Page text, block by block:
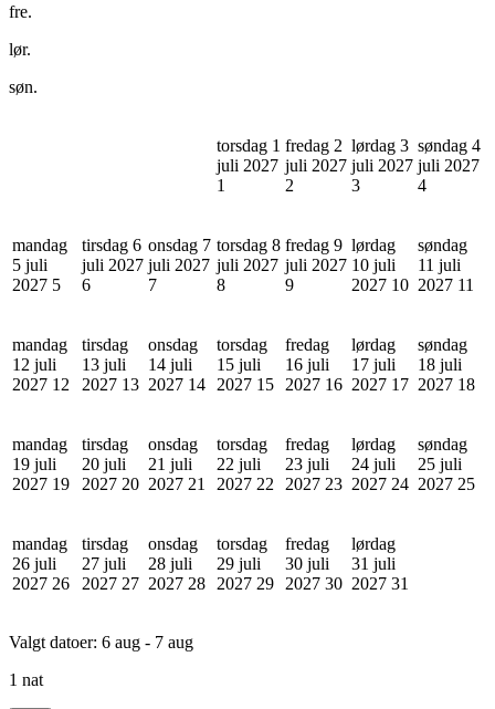
fre.
lør.
søn.
torsdag 1
juli 2027
1
fredag 2
juli 2027
2
lørdag 3
juli 2027
3
søndag 4
juli 2027
4
mandag
5 juli
2027 5
tirsdag 6
juli 2027
6
onsdag 7
juli 2027
7
torsdag 8
juli 2027
8
fredag 9
juli 2027
9
lørdag
10 juli
2027 10
søndag
11 juli
2027 11
mandag
12 juli
2027 12
tirsdag
13 juli
2027 13
onsdag
14 juli
2027 14
torsdag
15 juli
2027 15
fredag
16 juli
2027 16
lørdag
17 juli
2027 17
søndag
18 juli
2027 18
mandag
19 juli
2027 19
tirsdag
20 juli
2027 20
onsdag
21 juli
2027 21
torsdag
22 juli
2027 22
fredag
23 juli
2027 23
lørdag
24 juli
2027 24
søndag
25 juli
2027 25
mandag
26 juli
2027 26
tirsdag
27 juli
2027 27
onsdag
28 juli
2027 28
torsdag
29 juli
2027 29
fredag
30 juli
2027 30
lørdag
31 juli
2027 31
Valgt datoer: 6 aug - 7 aug
1 nat